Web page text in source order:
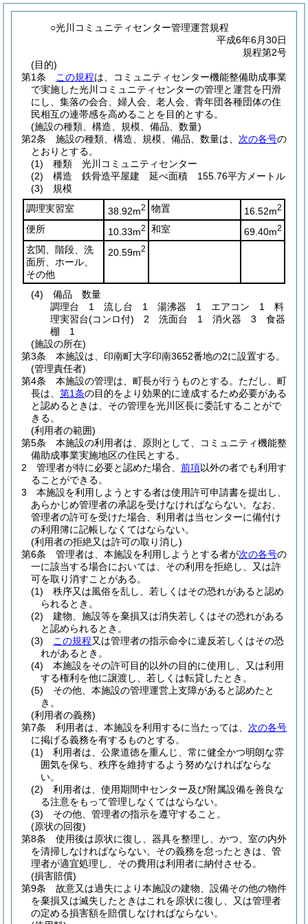
○光川コミュニティセンター管理運営規程
平成6年6月30日
規程第2号
(目的)
第1条
この規程は、コミュニティセンター機能整備助成事業
で実施した光川コミュニティセンターの管理と運営を円滑
にし、集落の会合、婦人会、老人会、青年団各種団体の住
民相互の連帯感を高めることを目的とする。
(施設の種類、構造、規模、備品、数量)
第2条
施設の種類、構造、規模、備品、数量は、 次の各号の
とおりとする。
(1)
種類 光川コミュニティセンター
(2)
構造 鉄骨造平屋建 延べ面積 155.76平方メートル
(3)
規模
調理実習室
38.92m2 物置 16.52m2
便所 10.33m2 和室 69.40m2
玄関、階段、洗
面所、ホール、
その他
20.59m2
(4)
備品 数量
調理台 1 流し台 1 湯沸器 1 エアコン 1 料
理実習台(コンロ付) 2 洗面台 1 消火器 3 食器
棚 1
(施設の所在)
第3条
本施設は、印南町大字印南3652番地の2に設置する。
(管理責任者)
第4条
本施設の管理は、町長が行うものとする。 ただし、町
長は、 第1条の目的をより効果的に達成するため必要がある
と認めるときは、その管理を光川区長に委託することがで
きる。
(利用者の範囲)
第5条
本施設の利用者は、原則として、コミュニティ機能整
備助成事業実施地区の住民とする。
2
管理者が特に必要と認めた場合、 前項以外の者でも利用す
ることができる。
3
本施設を利用しようとする者は使用許可申請書を提出し、
あらかじめ管理者の承認を受けなければならない。 なお、
管理者の許可を受けた場合、利用者は当センターに備付け
の利用簿に記帳しなくてはならない。
(利用者の拒絶又は許可の取り消し)
第6条
管理者は、本施設を利用しようとする者が次の各号の
一に該当する場合においては、その利用を拒絶し、又は許
可を取り消すことがある。
(1)
秩序又は風俗を乱し、若しくはその恐れがあると認め
られるとき。
(2)
建物、施設等を棄損又は消失若しくはその恐れがある
と認められるとき。
(3)
この規程又は管理者の指示命令に違反若しくはその恐
れがあるとき。
(4)
本施設をその許可目的以外の目的に使用し、又は利用
する権利を他に譲渡し、若しくは転貸したとき。
(5)
その他、本施設の管理運営上支障があると認めたと
き。
(利用者の義務)
第7条
利用者は、本施設を利用するに当たっては、 次の各号
に掲げる義務を有するものとする。
(1)
利用者は、公衆道徳を重んじ、常に健全かつ明朗な雰
囲気を保ち、秩序を維持するよう努めなければならな
い。
(2)
利用者は、使用期間中センター及び附属設備を善良な
る注意をもって管理しなくてはならない。
(3)
その他、管理者の指示を遵守すること。
(原状の回復)
第8条
使用後は原状に復し、器具を整理し、かつ、室の内外
を清掃しなければならない。 その義務を怠ったときは、管
理者が適宜処理し、その費用は利用者に納付させる。
(損害賠償)
第9条
故意又は過失により本施設の建物、設備その他の物件
を棄損又は滅失したときはこれを原状に復し、又は管理者
の定める損害額を賠償しなければならない。